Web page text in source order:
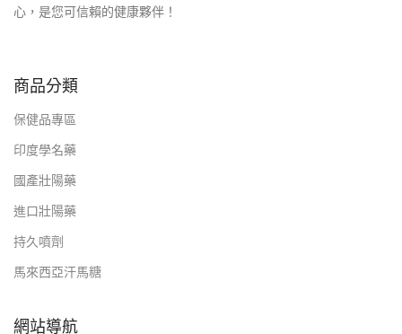
心，是您可信賴的健康夥伴！
商品分類
保健品專區
印度學名藥
國產壯陽藥
進口壯陽藥
持久噴劑
馬來西亞汗馬糖
網站導航